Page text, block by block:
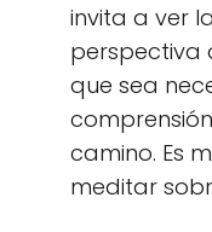
invita a ver
perspectiva
que sea
camino. Es
meditar